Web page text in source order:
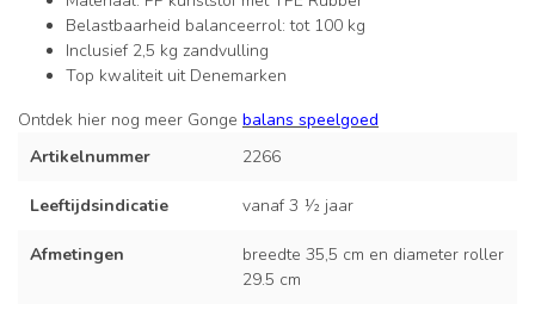
Belastbaarheid balanceerrol: tot 100 kg
Inclusief 2,5 kg zandvulling
Top kwaliteit uit Denemarken
Ontdek hier nog meer Gonge balans speelgoed
Artikelnummer
2266
Leeftijdsindicatie vanaf 3 ½ jaar
Afmetingen
breedte 35,5 cm en diameter roller
29.5 cm